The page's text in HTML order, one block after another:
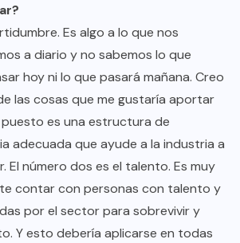
Es algo a lo que nos
a diario y no sabemos lo que
hoy ni lo que pasará mañana. Creo
las cosas que me gustaría aportar
es una estructura de
adecuada que ayude a la industria a
El número dos es el talento. Es muy
contar con personas con talento y
por el sector para sobrevivir y
Y esto debería aplicarse en todas